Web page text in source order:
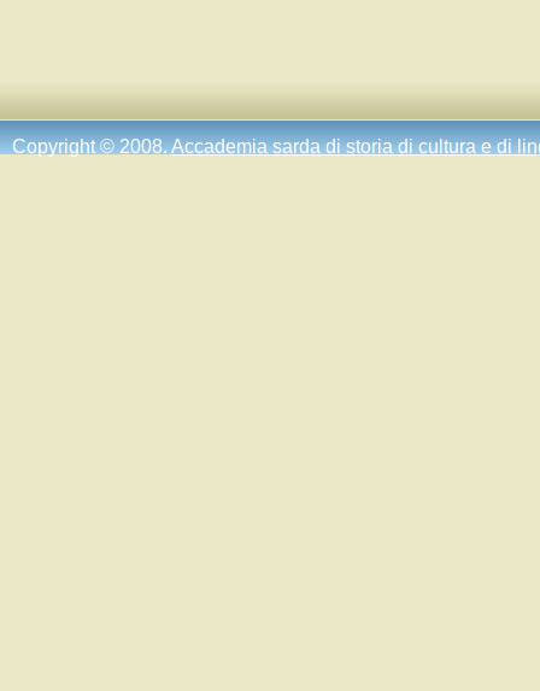
Copyright © 2008.Accademia sarda di storia di cultura e di